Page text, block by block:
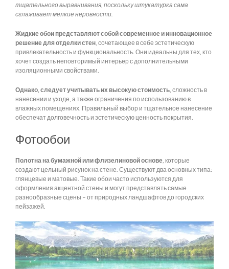
тщательного выравнивания, поскольку штукатурка сама
сглаживает мелкие неровности.
Жидкие обои представляют собой современное и инновационное
решение для отделки стен , сочетающее в себе эстетическую
привлекательность и функциональность. Они идеальны для тех, кто
хочет создать неповторимый интерьер с дополнительными
изоляционными свойствами.
Однако, следует учитывать их высокую стоимость , сложность в
нанесении и уходе, а также ограничения по использованию в
влажных помещениях. Правильный выбор и тщательное нанесение
обеспечат долговечность и эстетическую ценность покрытия.
Фотообои
Полотна на бумажной или флизелиновой основе , которые
создают цельный рисунок на стене. Существуют два основных типа:
глянцевые и матовые. Такие обои часто используются для
оформления акцентной стены и могут представлять самые
разнообразные сцены – от природных ландшафтов до городских
пейзажей.